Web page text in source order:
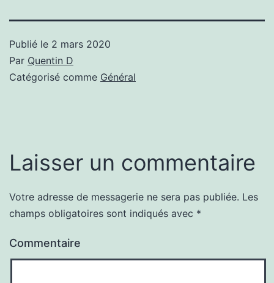
Publié le 2 mars 2020
Par Quentin D
Catégorisé comme Général
Laisser un commentaire
Votre adresse de messagerie ne sera pas publiée. Les
champs obligatoires sont indiqués avec *
Commentaire